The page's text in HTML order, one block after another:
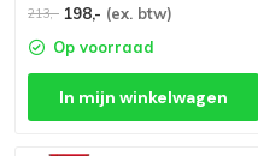
213,- 198,- (ex. btw)
Op voorraad
In mijn winkelwagen